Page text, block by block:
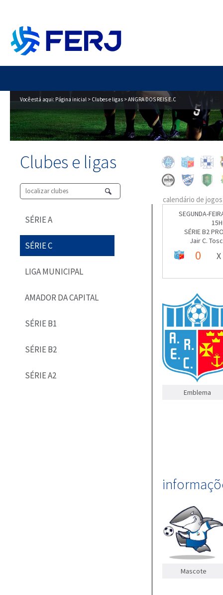
Você está aqui: Página inicial > Clubes e ligas > ANGRA DOS REIS E.C
Clubes e ligas
SÉRIE A
SÉRIE C
LIGA MUNICIPAL
AMADOR DA CAPITAL
SÉRIE B1
SÉRIE B2
SÉRIE A2
calendário de jogos
SEGUNDA-
SÉRIE B2
Jair C.
0 X
Emblema
Mascote